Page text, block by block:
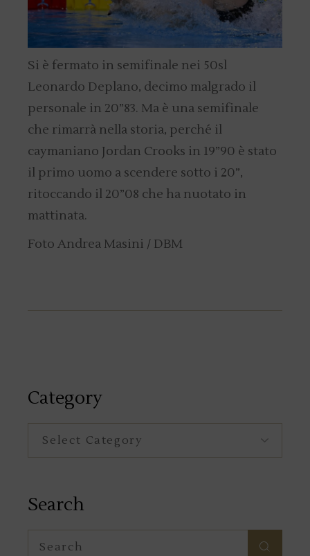
Si è fermato in semifinale nei 50sl
Leonardo Deplano, decimo malgrado il
personale in 20”83. Ma è una semifinale
che rimarrà nella storia, perché il
caymaniano Jordan Crooks in 19”90 è stato
il primo uomo a scendere sotto i 20”,
ritoccando il 20”08 che ha nuotato in
mattinata.
Foto Andrea Masini / DBM
Category
Search
for: